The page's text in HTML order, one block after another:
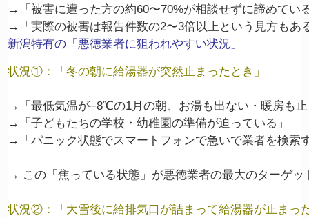
→「被害に遭った方の約60〜70%が相談せずに諦めてい
新潟特有の「悪徳業者に狙われやすい状況」
状況①：「冬の朝に給湯器が突然止まったとき」
→「最低気温が−8℃の1月の朝、お湯も出ない・暖房も
→「子どもたちの学校・幼稚園の準備が迫っている」
→「パニック状態でスマートフォンで急いで業者を検索
→ この「焦っている状態」が悪徳業者の最大のターゲッ
状況②：「大雪後に給排気口が詰まって給湯器が止まっ